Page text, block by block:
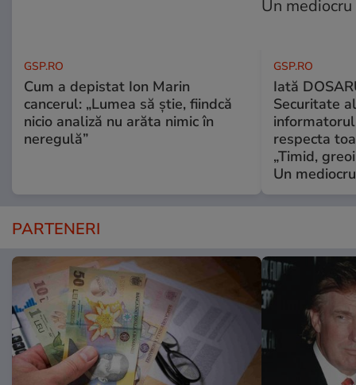
GSP.RO
Cum a depistat Ion Marin
cancerul: „Lumea să știe, fiindcă
nicio analiză nu arăta nimic în
neregulă”
GSP.RO
Iată
Securitate
informatorul
respecta
„Timid,
Un
PARTENERI